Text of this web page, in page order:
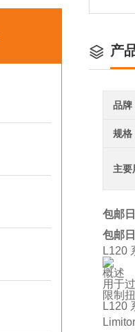
产
品牌
规格
主要
包邮
包邮
L120
概述
用于
限制
L120